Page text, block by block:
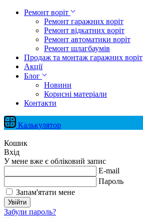
Ремонт воріт
Ремонт гаражних воріт
Ремонт відкатних воріт
Ремонт автоматики воріт
Ремонт шлагбаумів
Продаж та монтаж гаражних воріт
Акції
Блог
Новини
Корисні матеріали
Контакти
Калькулятор
Кошик
Вхід
У мене вже є обліковий запис
E-mail
Пароль
Запам'ятати мене
Увійти
Забули пароль?